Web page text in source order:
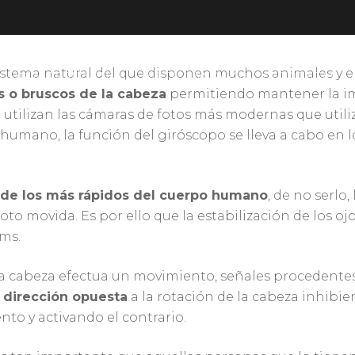
REFRACTIVA VISTA CANSADA CATARATAS
natural del que disponen muchos animales y
o bruscos de la cabeza permitiendo mantener la
las cámaras de fotos más modernas que
la función del giróscopo se lleva a cabo en
los más rápidos del cuerpo humano, de no
movida. Es por ello que la estabilización de los
cabeza efectua un movimiento, señales
opuesta a la rotación de la cabeza
y activando el contrario.